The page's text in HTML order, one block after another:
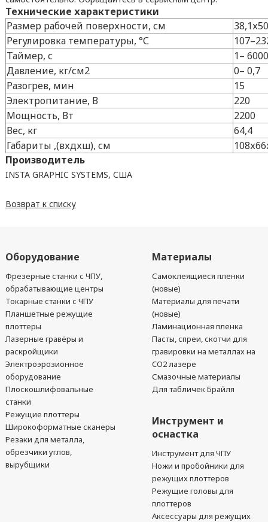
Технические характеристики
Размер рабочей поверхности, см
Регулировка температуры, °С
Таймер, с
1– 6000
Давление, кг/см2
0– 0,7
Разогрев, мин
15
Электропитание, В
220
Мощность, Вт
2200
Вес, кг
64,4
Габариты ,(вхдхш), см
Производитель
INSTA GRAPHIC SYSTEMS, США
Возврат к списку
Оборудование
Фрезерные станки с ЧПУ,
обрабатывающие центры
Токарные станки с ЧПУ
Планшетные режущие
плоттеры
Лазерные гравёры и
раскройщики
Электроэрозионное
оборудование
Плоскошлифовальные
станки
Режущие плоттеры
Широкоформатные сканеры
Резаки для металла,
обрезчики углов,
вырубщики
Материалы
Самоклеящиеся пленки
(новые)
Материалы для печати
(новые)
Ламинационная пленка
Пасты, спреи, скотчи для
гравировки на металлах на
CO2 лазере
Смазочные материалы
Для табличек Брайля
Инструмент и
оснастка
Инструмент для ЧПУ
Ножи и пробойники для
режущих плоттеров
Режущие головы для
плоттеров
Аксессуары для режущих